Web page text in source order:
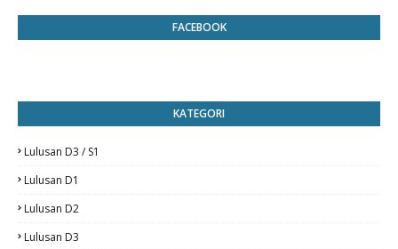
FACEBOOK
KATEGORI
Lulusan D3 / S1
Lulusan D1
Lulusan D2
Lulusan D3